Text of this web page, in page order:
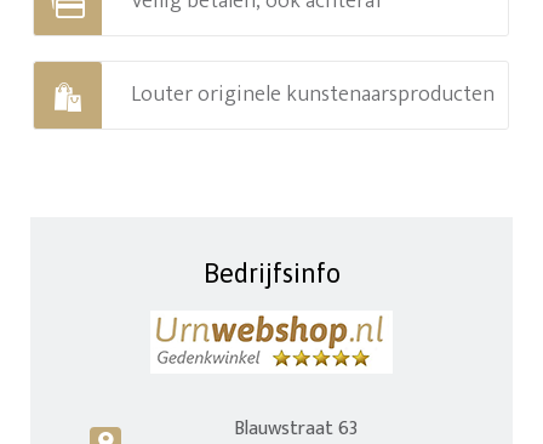
Louter originele kunstenaarsproducten
Bedrijfsinfo
Blauwstraat 63